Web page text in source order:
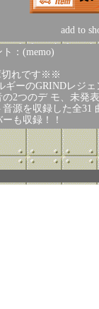
add to
ト：(memo)
切れです※※
ギーのGRINDレジ
の2つのデ モ、未発
音源を収録した全31
も収録！！